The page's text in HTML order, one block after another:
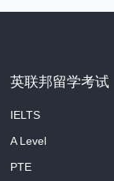
英联邦留学考试
IELTS
A Level
PTE